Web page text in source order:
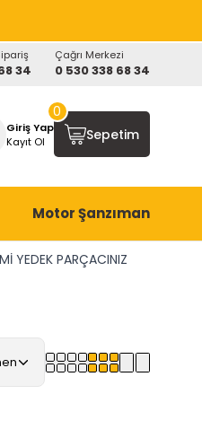
34
Çağrı Merkezi
0 530 338 68 34
Giriş Yap
Kayıt Ol
Sepetim
0
Motor Şanzıman
YEDEK PARÇACINIZ